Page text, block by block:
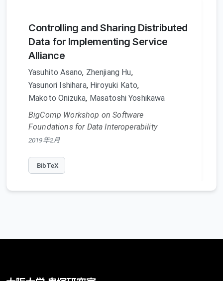
Controlling and Sharing Distributed
Data for Implementing Service
Alliance
Yasuhito Asano, Zhenjiang Hu,
Yasunori Ishihara, Hiroyuki Kato,
Makoto Onizuka, Masatoshi Yoshikawa
BigComp Workshop on Software
Foundations for Data Interoperability
2019年2月
BibTeX